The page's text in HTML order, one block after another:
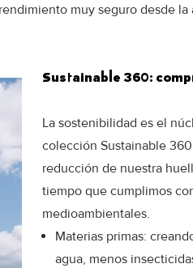
muy seguro desde
Sustainable 360:
La sostenibilidad es el
colección Sustainable
reducción de nuestra
tiempo que cumplimos
medioambientales.
Materias primas:
agua, menos